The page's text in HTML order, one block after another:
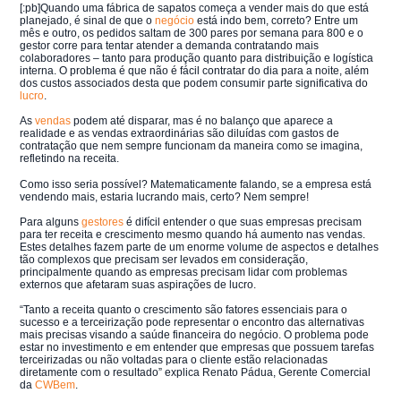
[:pb]Quando uma fábrica de sapatos começa a vender mais do que está
planejado, é sinal de que onegócio está indo bem, correto? Entre um
mês e outro, os pedidos saltam de 300 pares por semana para 800 e o
gestor corre para tentar atender a demanda contratando mais
colaboradores – tanto para produção quanto para distribuição e logística
interna. O problema é que não é fácil contratar do dia para a noite, além
dos custos associados desta que podem consumir parte significativa do
lucro.
Asvendas podem até disparar, mas é no balanço que aparece a
realidade e as vendas extraordinárias são diluídas com gastos de
contratação que nem sempre funcionam da maneira como se imagina,
refletindo na receita.
Como isso seria possível? Matematicamente falando, se a empresa está
vendendo mais, estaria lucrando mais, certo? Nem sempre!
Para algunsgestores é difícil entender o que suas empresas precisam
para ter receita e crescimento mesmo quando há aumento nas vendas.
Estes detalhes fazem parte de um enorme volume de aspectos e detalhes
tão complexos que precisam ser levados em consideração,
principalmente quando as empresas precisam lidar com problemas
externos que afetaram suas aspirações de lucro.
“Tanto a receita quanto o crescimento são fatores essenciais para o
sucesso e a terceirização pode representar o encontro das alternativas
mais precisas visando a saúde financeira do negócio. O problema pode
estar no investimento e em entender que empresas que possuem tarefas
terceirizadas ou não voltadas para o cliente estão relacionadas
diretamente com o resultado” explica Renato Pádua, Gerente Comercial
daCWBem.